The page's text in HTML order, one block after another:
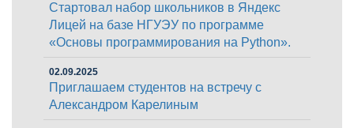
Стартовал набор школьников в Яндекс
Лицей на базе НГУЭУ по программе
«Основы программирования на Python».
02.09.2025
Приглашаем студентов на встречу с
Александром Карелиным